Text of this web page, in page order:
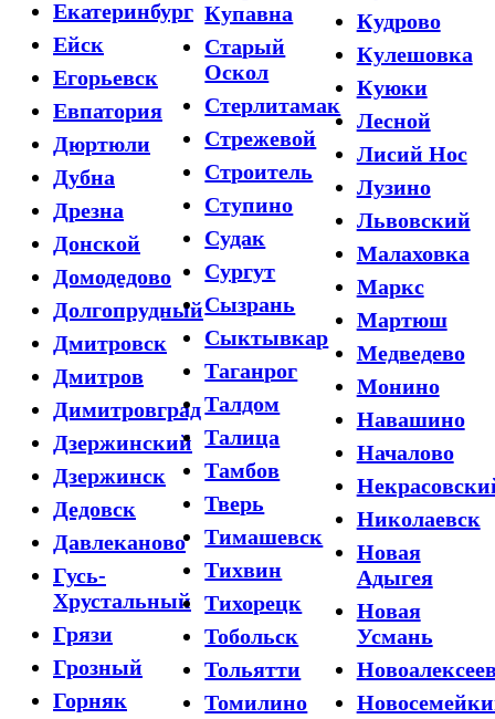
Екатеринбург
Ейск
Егорьевск
Евпатория
Дюртюли
Дубна
Дрезна
Донской
Домодедово
Долгопрудный
Дмитровск
Дмитров
Димитровград
Дзержинский
Дзержинск
Дедовск
Давлеканово
Гусь-
Хрустальный
Грязи
Грозный
Горняк
Купавна
Старый
Оскол
Стерлитамак
Стрежевой
Строитель
Ступино
Судак
Сургут
Сызрань
Сыктывкар
Таганрог
Талдом
Талица
Тамбов
Тверь
Тимашевск
Тихвин
Тихорецк
Тобольск
Тольятти
Томилино
Кудрово
Кулешовка
Куюки
Лесной
Лисий Нос
Лузино
Львовский
Малаховка
Маркс
Мартюш
Медведево
Монино
Навашино
Началово
Николаевск
Новая
Адыгея
Новая
Усмань